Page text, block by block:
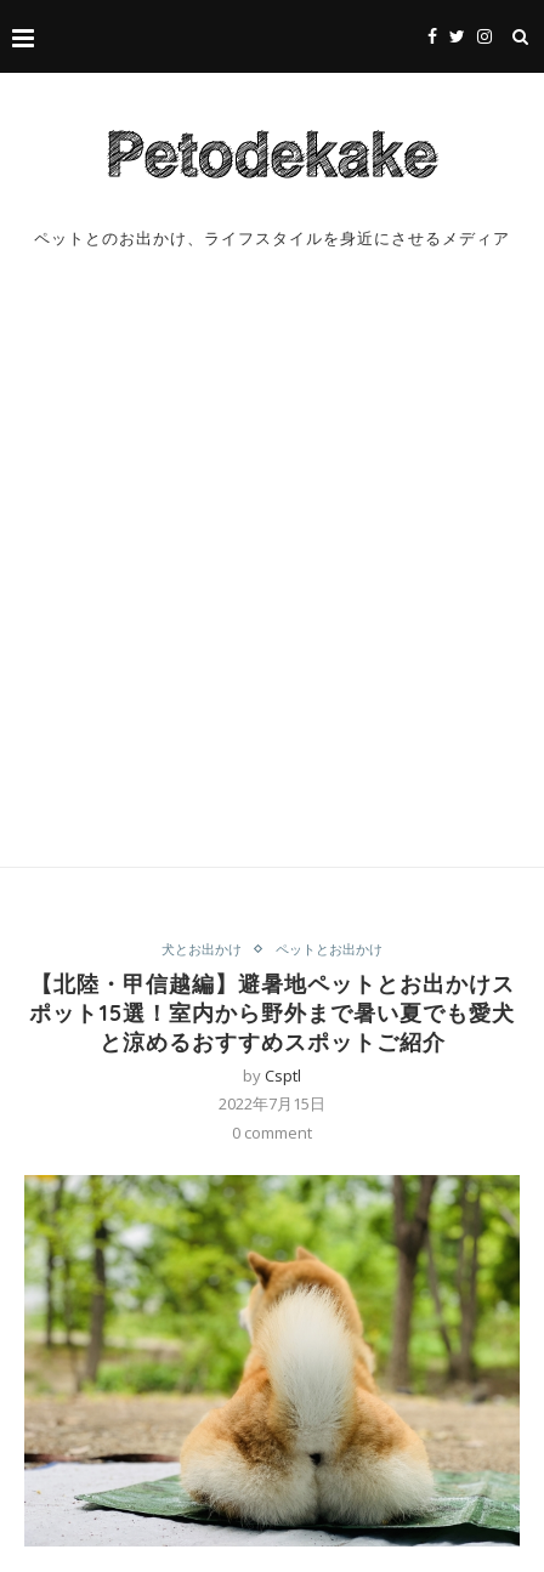
ペットとのお出かけ、ライフスタイルを身近にさせるメディア
犬とお出かけ ペットとお出かけ
【北陸・甲信越編】避暑地ペットとお出かけス
ポット15選！室内から野外まで暑い夏でも愛犬
と涼めるおすすめスポットご紹介
byCsptl
2022年7月15日
0 comment